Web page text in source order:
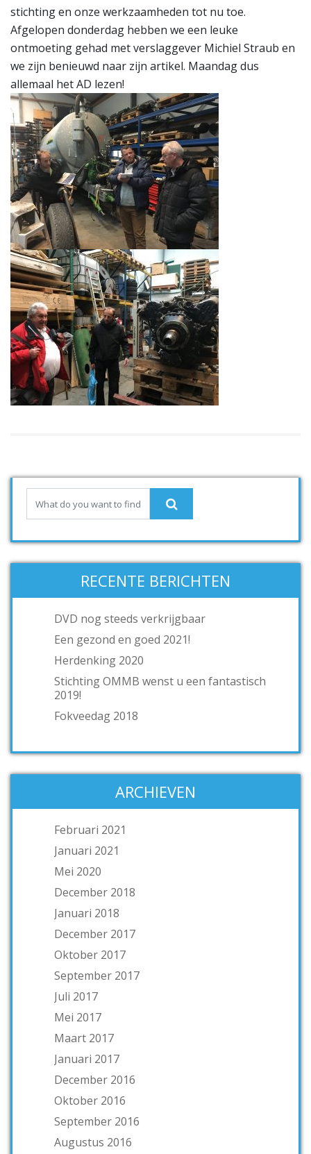
stichting en onze werkzaamheden tot nu toe.
Afgelopen donderdag hebben we een leuke
ontmoeting gehad met verslaggever Michiel Straub en
we zijn benieuwd naar zijn artikel. Maandag dus
allemaal het AD lezen!
RECENTE BERICHTEN
DVD nog steeds verkrijgbaar
Een gezond en goed 2021!
Herdenking 2020
Stichting OMMB wenst u een fantastisch
2019!
Fokveedag 2018
ARCHIEVEN
Februari 2021
Januari 2021
Mei 2020
December 2018
Januari 2018
December 2017
Oktober 2017
September 2017
Juli 2017
Mei 2017
Maart 2017
Januari 2017
December 2016
Oktober 2016
September 2016
Augustus 2016